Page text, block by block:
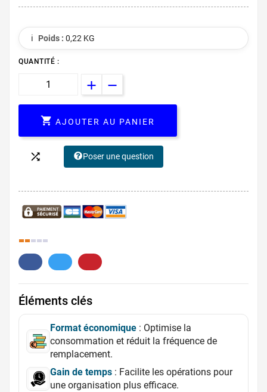
ℹ️ Poids : 0,22 KG
QUANTITÉ :
 AJOUTER AU PANIER
 Poser une question
Éléments clés
Format économique : Optimise la
consommation et réduit la fréquence de
remplacement.
Gain de temps : Facilite les opérations pour
une organisation plus efficace.